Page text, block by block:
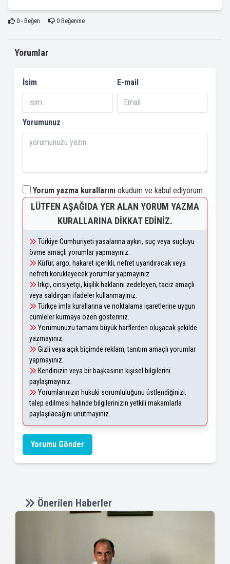
0- Beğen 0Beğenme
Yorumlar
İsim E-mail
Yorumunuz
Yorum yazma kurallarını okudum ve kabul ediyorum.
LÜTFEN AŞAĞIDA YER ALAN YORUM YAZMA
KURALLARINA DIKKAT EDINIZ.
Türkiye Cumhuriyeti yasalarına aykırı, suç veya suçluyu
övme amaçlı yorumlar yapmayınız.
Küfür, argo, hakaret içerikli, nefret uyandıracak veya
nefreti körükleyecek yorumlar yapmayınız.
Irkçı, cinsiyetçi, kişilik haklarını zedeleyen, taciz amaçlı
veya saldırgan ifadeler kullanmayınız.
Türkçe imla kurallarına ve noktalama işaretlerine uygun
cümleler kurmaya özen gösteriniz.
Yorumunuzu tamamı büyük harflerden oluşacak şekilde
yazmayınız.
Gizli veya açık biçimde reklam, tanıtım amaçlı yorumlar
yapmayınız.
Kendinizin veya bir başkasının kişisel bilgilerini
paylaşmayınız.
Yorumlarınızın hukuki sorumluluğunu üstlendiğinizi,
talep edilmesi halinde bilgilerinizin yetkili makamlarla
paylaşılacağını unutmayınız.
Yorumu Gönder
Önerilen Haberler